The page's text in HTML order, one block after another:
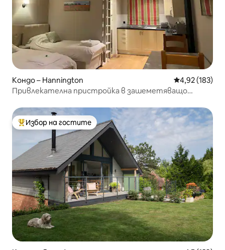
Кондо – Hannington Средна
4,92 (183)
Привлекателна пристройка в зашеметяващо
Най-популярен избор на гостите
Избор на гостите